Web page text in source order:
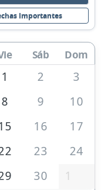
Importantes
Sáb Dom
1 2
3
8 9
10
16
17
23
24
30 1